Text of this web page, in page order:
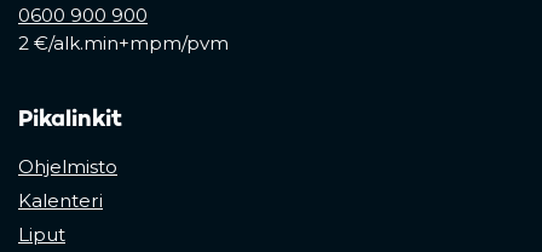
0600 900 900
2 €/alk.min+mpm/pvm
Pikalinkit
Ohjelmisto
Kalenteri
Liput